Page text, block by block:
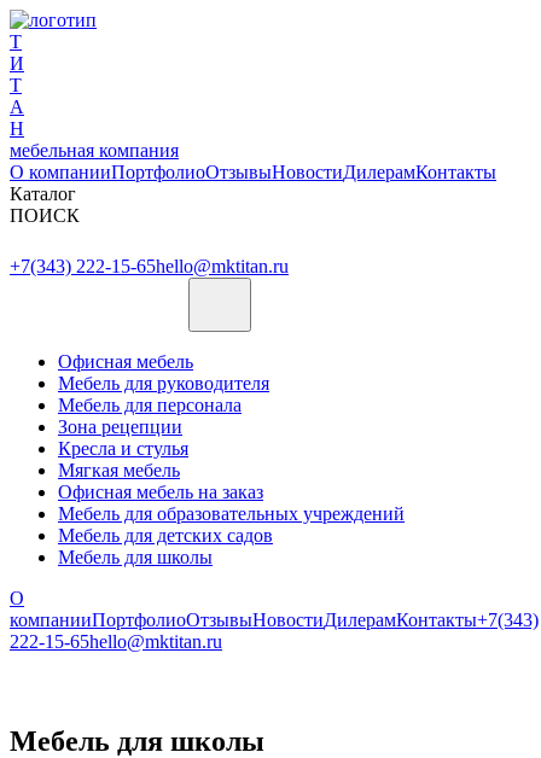
Т
И
Т
А
Н
мебельная компания
О компанииПортфолиоОтзывыНовостиДилерамКонтакты
Каталог
ПОИСК
+7(343) 222-15-65hello@mktitan.ru
Офисная мебель
Мебель для руководителя
Мебель для персонала
Зона рецепции
Кресла и стулья
Мягкая мебель
Офисная мебель на заказ
Мебель для образовательных учреждений
Мебель для детских садов
Мебель для школы
О
компанииПортфолиоОтзывыНовостиДилерамКонтакты+7(343)
222-15-65hello@mktitan.ru
Мебель для школы